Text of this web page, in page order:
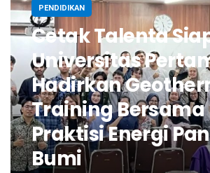
PENDIDIKAN
Cetak Talenta
Universitas
Hadirkan
Training Bersama
Praktisi Energi
Bumi